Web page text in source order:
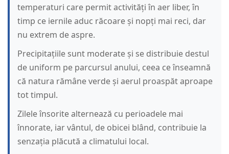
temperaturi care permit activități în aer liber, în
timp ce iernile aduc răcoare și nopți mai reci, dar
nu extrem de aspre.
Precipitațiile sunt moderate și se distribuie destul
de uniform pe parcursul anului, ceea ce înseamnă
că natura rămâne verde și aerul proaspăt aproape
tot timpul.
Zilele însorite alternează cu perioadele mai
înnorate, iar vântul, de obicei blând, contribuie la
senzația plăcută a climatului local.